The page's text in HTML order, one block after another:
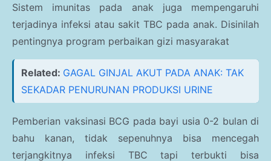
Sistem imunitas pada anak juga mempengaruhi
terjadinya infeksi atau sakit TBC pada anak. Disinilah
pentingnya program perbaikan gizi masyarakat
Related: GAGAL GINJAL AKUT PADA ANAK: TAK
SEKADAR PENURUNAN PRODUKSI URINE
Pemberian vaksinasi BCG pada bayi usia 0-2 bulan di
bahu kanan, tidak sepenuhnya bisa mencegah
terjangkitnya infeksi TBC tapi terbukti bisa